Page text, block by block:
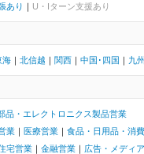
あり U・Iターン支援あり
海 北信越 関西 中国･四国 九
品・エレクトロニクス製品営業
業
医療営業
食品・日用品・消
宅営業
金融営業
広告・メディ